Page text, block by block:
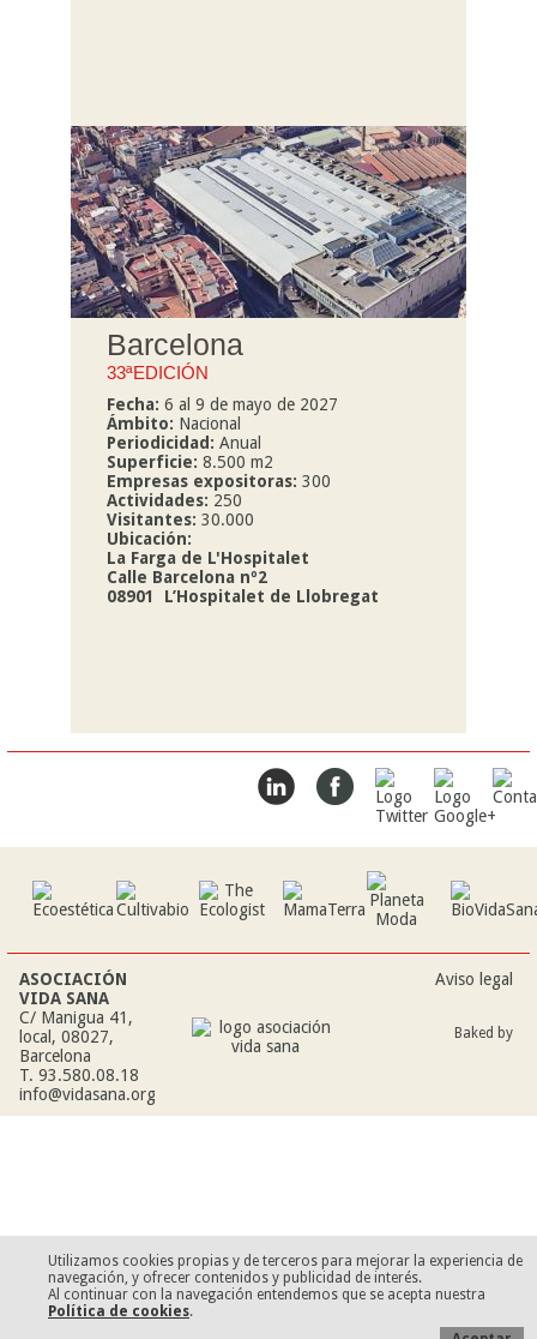
Utilizamos cookies propias y de terceros para mejorar la experiencia de
navegación, y ofrecer contenidos y publicidad de interés.
Al continuar con la navegación entendemos que se acepta nuestra
Política de cookies.
Barcelona
33ªEDICIÓN
Fecha: 6 al 9 de mayo de 2027
Ámbito: Nacional
Periodicidad: Anual
Superficie: 8.500 m2
Empresas expositoras: 300
Actividades: 250
Visitantes: 30.000
Ubicación:
La Farga de L'Hospitalet
Calle Barcelona nº2
08901 L’Hospitalet de Llobregat
ASOCIACIÓN
VIDA SANA
C/ Manigua 41,
local, 08027,
Barcelona
T. 93.580.08.18
info@vidasana.org
Aviso legal
Baked by